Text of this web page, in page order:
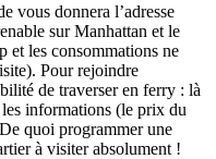
vous donnera l’adresse
sur Manhattan et le
et les consommations ne
Pour rejoindre
de traverser en ferry : là
informations (le prix du
quoi programmer une
à visiter absolument !